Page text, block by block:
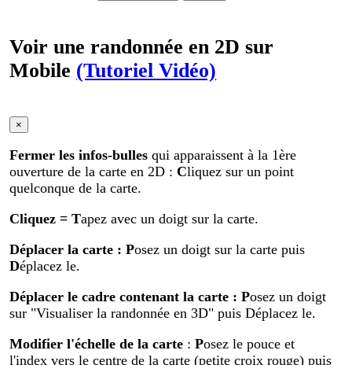
Voir une randonnée en 2D sur
Mobile (Tutoriel Vidéo)
×
Fermer les infos-bullesqui apparaissent à la 1ère
ouverture de la carte en 2D :Cliquez sur un point
quelconque de la carte.
Cliquez= Tapez avec un doigt sur la carte.
Déplacer la carte : Posez un doigt sur la carte puis
Déplacez le.
Déplacer le cadre contenant la carte :Posez un doigt
sur "Visualiser la randonnée en 3D" puis Déplacez le.
Modifier l'échelle de la carte :Posez le pouce et
l'index vers le centre de la carte (petite croix rouge) puis